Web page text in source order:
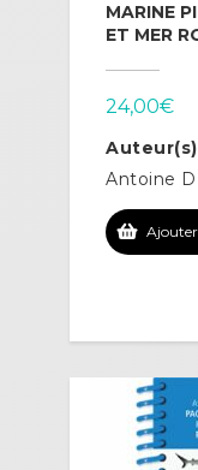
MARINE
ET MER
24,00€
Antoine